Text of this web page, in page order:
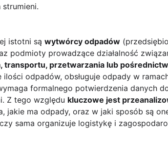
istotni są wytwórcy odpadów
podmioty prowadzące działalność
transportu, przetwarzania lub
odpadów, obsługuje odpady w
formalnego potwierdzenia danych
Z tego względu kluczowe jest
jakie ma odpady, oraz w jaki sposób są
sama organizuje logistykę i